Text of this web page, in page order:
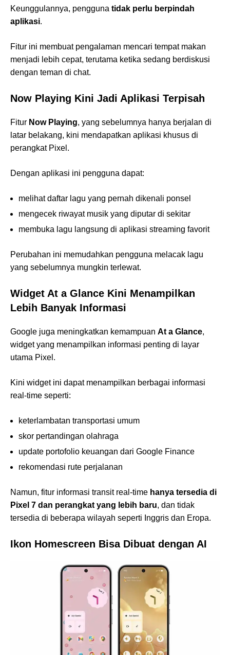
Keunggulannya, pengguna tidak perlu berpindah
aplikasi.
Fitur ini membuat pengalaman mencari tempat makan
menjadi lebih cepat, terutama ketika sedang berdiskusi
dengan teman di chat.
Now Playing Kini Jadi Aplikasi Terpisah
Fitur Now Playing, yang sebelumnya hanya berjalan di
latar belakang, kini mendapatkan aplikasi khusus di
perangkat Pixel.
Dengan aplikasi ini pengguna dapat:
melihat daftar lagu yang pernah dikenali ponsel
mengecek riwayat musik yang diputar di sekitar
membuka lagu langsung di aplikasi streaming favorit
Perubahan ini memudahkan pengguna melacak lagu
yang sebelumnya mungkin terlewat.
Widget At a Glance Kini Menampilkan
Lebih Banyak Informasi
Google juga meningkatkan kemampuan At a Glance,
widget yang menampilkan informasi penting di layar
utama Pixel.
Kini widget ini dapat menampilkan berbagai informasi
real-time seperti:
keterlambatan transportasi umum
skor pertandingan olahraga
update portofolio keuangan dari Google Finance
rekomendasi rute perjalanan
Namun, fitur informasi transit real-time hanya tersedia di
Pixel 7 dan perangkat yang lebih baru, dan tidak
tersedia di beberapa wilayah seperti Inggris dan Eropa.
Ikon Homescreen Bisa Dibuat dengan AI